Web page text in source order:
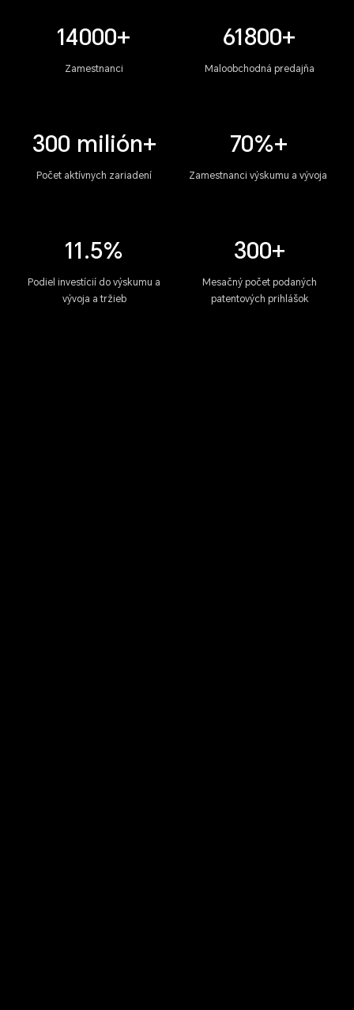
14000+
Zamestnanci
61800+
Maloobchodná predajňa
300 milión+
Počet aktívnych zariadení
70%+
Zamestnanci výskumu a vývoja
11.5%
Podiel investícií do výskumu a
vývoja a tržieb
300+
Mesačný počet podaných
patentových prihlášok